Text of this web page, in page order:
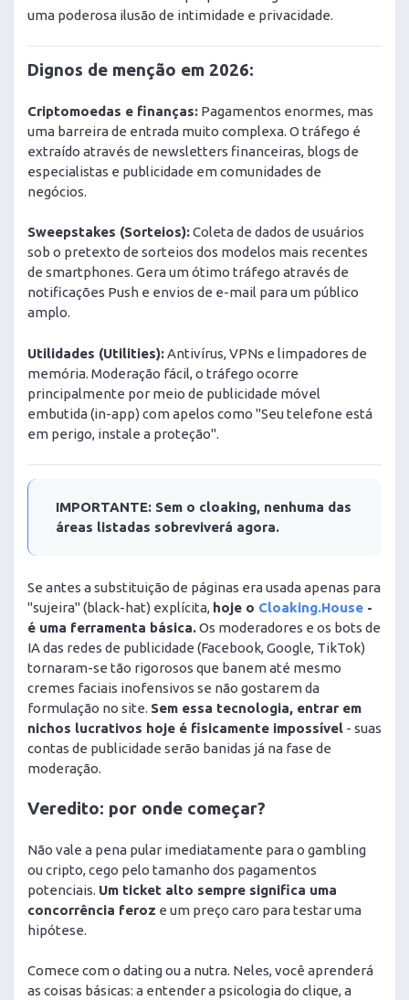
uma poderosa ilusão de intimidade e privacidade.
Dignos de menção em 2026:
Criptomoedas e finanças: Pagamentos enormes, mas
uma barreira de entrada muito complexa. O tráfego é
extraído através de newsletters financeiras, blogs de
especialistas e publicidade em comunidades de
negócios.
Sweepstakes (Sorteios):Coleta de dados de usuários
sob o pretexto de sorteios dos modelos mais recentes
de smartphones. Gera um ótimo tráfego através de
notificações Push e envios de e-mail para um público
amplo.
Utilidades (Utilities):Antivírus, VPNs e limpadores de
memória. Moderação fácil, o tráfego ocorre
principalmente por meio de publicidade móvel
embutida (in-app) com apelos como "Seu telefone está
em perigo, instale a proteção".
IMPORTANTE: Sem o cloaking, nenhuma das
áreas listadas sobreviverá agora.
Se antes a substituição de páginas era usada apenas para
"sujeira" (black-hat) explícita, hoje o Cloaking.House -
é uma ferramenta básica.Os moderadores e os bots de
IA das redes de publicidade (Facebook, Google, TikTok)
tornaram-se tão rigorosos que banem até mesmo
cremes faciais inofensivos se não gostarem da
formulação no site. Sem essa tecnologia, entrar em
nichos lucrativos hoje é fisicamente impossível - suas
contas de publicidade serão banidas já na fase de
moderação.
Veredito: por onde começar?
Não vale a pena pular imediatamente para o gambling
ou cripto, cego pelo tamanho dos pagamentos
potenciais. Um ticket alto sempre significa uma
concorrência feroz e um preço caro para testar uma
hipótese.
Comece com o dating ou a nutra. Neles, você aprenderá
as coisas básicas: a entender a psicologia do clique, a